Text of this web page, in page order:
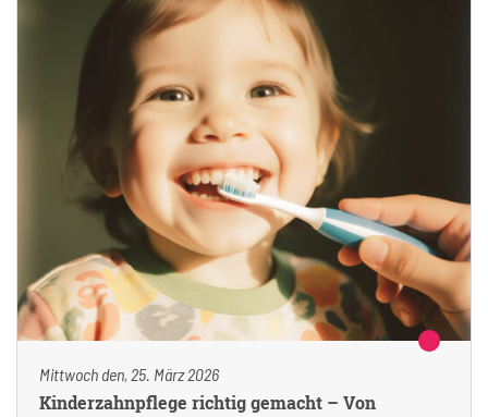
Mittwoch den, 25. März 2026
Kinderzahnpflege richtig gemacht – Von